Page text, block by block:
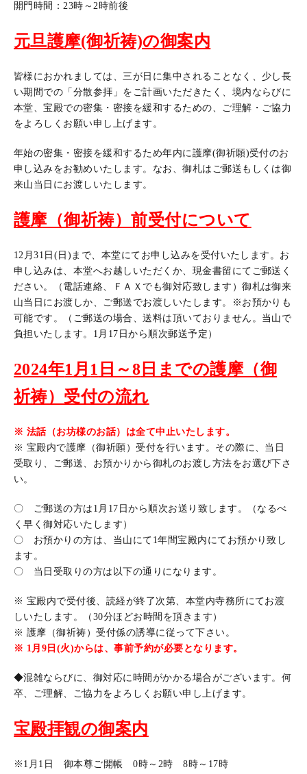
開門時間：23時～2時前後
元旦護摩(御祈祷)の御案内
皆様におかれましては、三が日に集中されることなく、少し長
い期間での「分散参拝」をご計画いただきたく、境内ならびに
本堂、宝殿での密集・密接を緩和するための、ご理解・ご協力
をよろしくお願い申し上げます。
年始の密集・密接を緩和するため年内に護摩(御祈願)受付のお
申し込みをお勧めいたします。なお、御札はご郵送もしくは御
来山当日にお渡しいたします。
護摩（御祈祷）前受付について
12月31日(日)まで、本堂にてお申し込みを受付いたします。お
申し込みは、本堂へお越しいただくか、現金書留にてご郵送く
ださい。（電話連絡、ＦＡＸでも御対応致します）御札は御来
山当日にお渡しか、ご郵送でお渡しいたします。※お預かりも
可能です。（ご郵送の場合、送料は頂いておりません。当山で
負担いたします。1月17日から順次郵送予定）
2024年1 月 1 日～8 日までの護摩（御
祈祷）受付の流れ
※ 法話（お坊様のお話）は全て中止いたします。
※ 宝殿内で護摩（御祈願）受付を行います。その際に、当日
受取り、ご郵送、お預かりから御札のお渡し方法をお選び下さ
い。
〇 ご郵送の方は1月17日から順次お送り致します。（なるべ
く早く御対応いたします）
〇 お預かりの方は、当山にて1年間宝殿内にてお預かり致し
ます。
〇 当日受取りの方は以下の通りになります。
※ 宝殿内で受付後、読経が終了次第、本堂内寺務所にてお渡
しいたします。（30分ほどお時間を頂きます）
※ 護摩（御祈祷）受付係の誘導に従って下さい。
※ 1月9日(火)からは、事前予約が必要となります。
◆混雑ならびに、御対応に時間がかかる場合がございます。何
卒、ご理解、ご協力をよろしくお願い申し上げます。
宝殿拝観の御案内
※1月1日 御本尊ご開帳 0時～2時 8時～17時